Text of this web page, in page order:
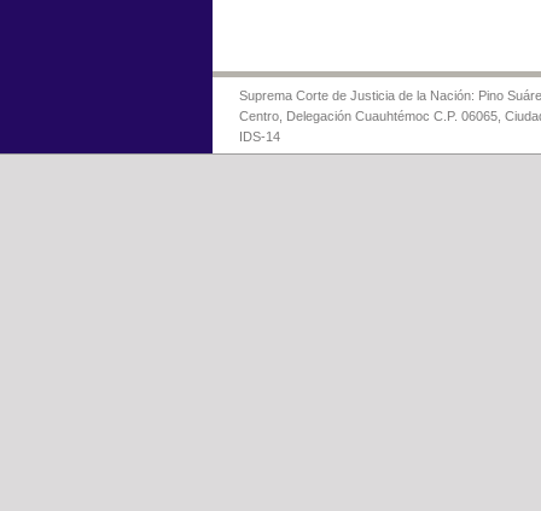
Suprema Corte de Justicia de la Nación: Pino
Centro, Delegación Cuauhtémoc C.P. 06065,
IDS-14